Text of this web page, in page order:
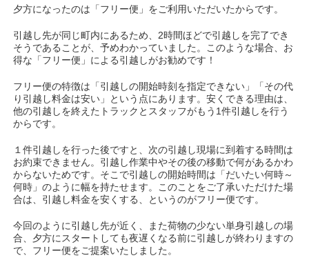
夕方になったのは「フリー便」をご利用いただいたからです。
引越し先が同じ町内にあるため、2時間ほどで引越しを完了でき
そうであることが、予めわかっていました。このような場合、お
得な「フリー便」による引越しがお勧めです！
フリー便の特徴は「引越しの開始時刻を指定できない」「その代
り引越し料金は安い」という点にあります。安くできる理由は、
他の引越しを終えたトラックとスタッフがもう1件引越しを行う
からです。
１件引越しを行った後ですと、次の引越し現場に到着する時間は
お約束できません。引越し作業中やその後の移動で何があるかわ
からないためです。そこで引越しの開始時間は「だいたい何時～
何時」のように幅を持たせます。このことをご了承いただけた場
合は、引越し料金を安くする、というのがフリー便です。
今回のように引越し先が近く、また荷物の少ない単身引越しの場
合、夕方にスタートしても夜遅くなる前に引越しが終わりますの
で、フリー便をご提案いたしました。